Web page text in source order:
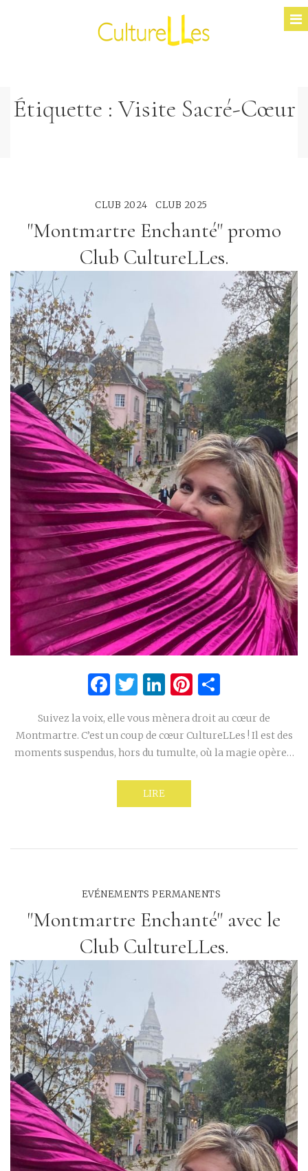
Étiquette :Visite Sacré-Cœur
CLUB 2024 CLUB 2025
"Montmartre Enchanté" promo
Club CultureLLes.
Facebook
Twitter
LinkedIn
Pinterest
Suivez la voix, elle vous mènera droit au cœur de
Montmartre. C’est un coup de cœur CultureLLes ! Il est des
moments suspendus, hors du tumulte, où la magie opère…
LIRE
EVÉNEMENTS PERMANENTS
"Montmartre Enchanté" avec le
Club CultureLLes.